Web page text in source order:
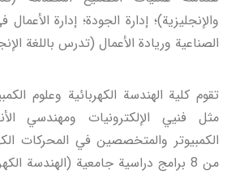
والإنجليزية)؛ إدارة الجودة؛ إدارة
الصناعية وريادة الأعمال (تدرس باللغة
تقوم كلية الهندسة الكهربائية وعلوم
مثل فنيي الإلكترونيات ومهندسي
الكمبيوتر والمتخصصين في المحركات
من 8 برامج دراسية جامعية (الهندسة